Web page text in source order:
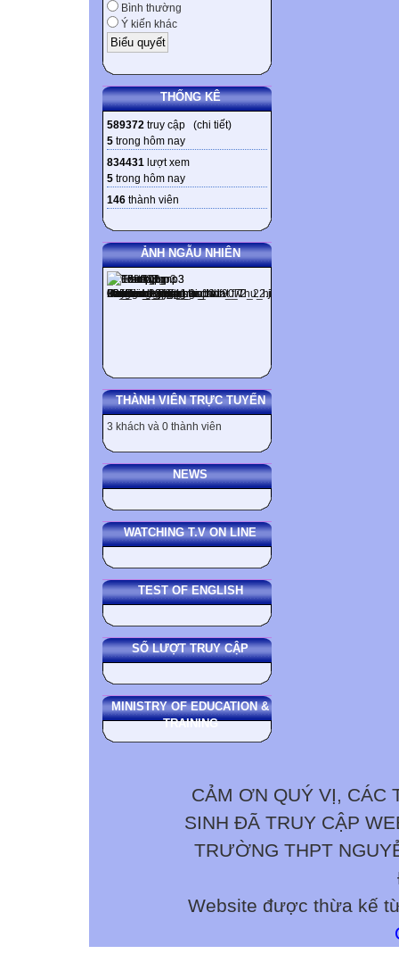
Bình thường
Ý kiến khác
THỐNG KÊ
589372 truy cập (chi tiết)
5 trong hôm nay
834431 lượt xem
5 trong hôm nay
146 thành viên
ẢNH NGẪU NHIÊN
THÀNH VIÊN TRỰC TUYẾN
3 khách và 0 thành viên
NEWS
WATCHING T.V ON LINE
TEST OF ENGLISH
SỐ LƯỢT TRUY CẬP
MINISTRY OF EDUCATION &
TRAINING
CẢM ƠN QUÝ VỊ, CÁC
SINH ĐÃ TRUY CẬP
TRƯỜNG THPT
Website được thừa kế